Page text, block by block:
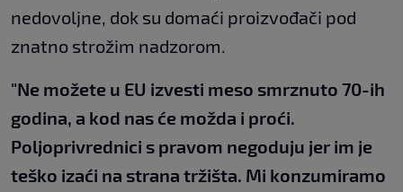
nedovoljne, dok su domaći proizvođači pod
znatno strožim nadzorom.
"Ne možete u EU izvesti meso smrznuto 70-ih
godina, a kod nas će možda i proći.
Poljoprivrednici s pravom negoduju jer im je
teško izaći na strana tržišta. Mi konzumiramo